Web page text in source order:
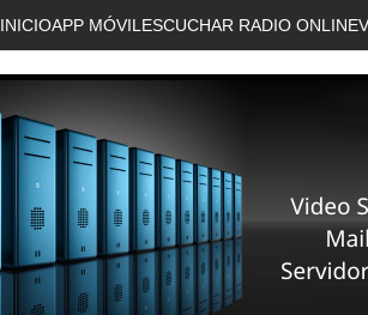
INICIOAPP MÓVIL ESCUCHAR RADIO ONLINE